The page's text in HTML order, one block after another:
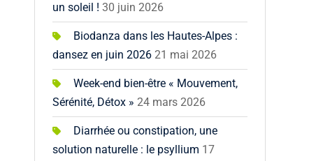
un soleil ! 30 juin 2026
Biodanza dans les Hautes-Alpes :
dansez en juin 2026 21 mai 2026
Week-end bien-être « Mouvement,
Sérénité, Détox » 24 mars 2026
Diarrhée ou constipation, une
solution naturelle : le psyllium 17